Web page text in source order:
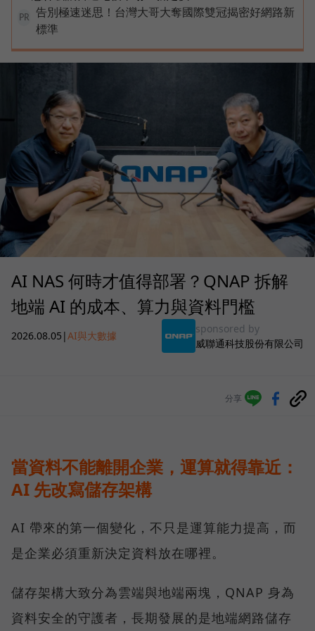
PR
告別極速迷思！台灣大哥大奪國際雙冠揭密好網路新
標準
AI NAS 何時才值得部署？QNAP 拆解
地端 AI 的成本、算力與資料門檻
2026.08.05 |AI與大數據
sponsored by
威聯通科技股份有限公司
分享
當資料不能離開企業，運算就得靠近：
AI 先改寫儲存架構
AI 帶來的第一個變化，不只是運算能力提高，而
是企業必須重新決定資料放在哪裡。
儲存架構大致分為雲端與地端兩塊，QNAP 身為
資料安全的守護者，長期發展的是地端網路儲存